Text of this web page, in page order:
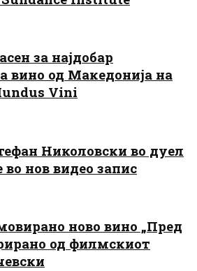
за најдобар
вино од Македонија на
Vini
Николовски во дуел
во нов видео запис
ново вино „Пред
од филмскиот